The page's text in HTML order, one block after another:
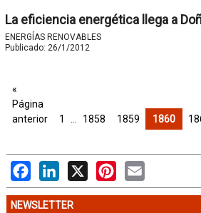
La eficiencia energética llega a
ENERGÍAS RENOVABLES
Publicado: 26/1/2012
«
Página
anterior
1 1858 1859 1860
FacebookLinkedIn
X PinterestEmail
NEWSLETTER